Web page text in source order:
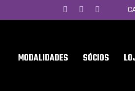
MODALIDADES SÓCIOS